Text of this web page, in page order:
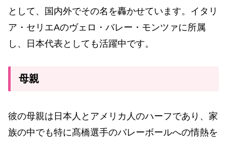
として、国内外でその名を轟かせています。イタリ
ア・セリエAのヴェロ・バレー・モンツァに所属
し、日本代表としても活躍中です。
母親
彼の母親は日本人とアメリカ人のハーフであり、家
族の中でも特に髙橋選手のバレーボールへの情熱を